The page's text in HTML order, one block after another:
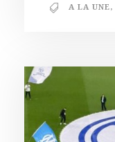
A LA UNE,